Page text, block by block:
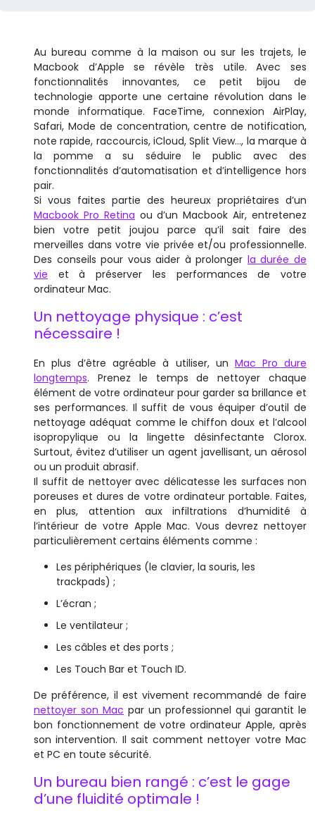
Au bureau comme à la maison ou sur les trajets, le
Macbook d’Apple se révèle très utile. Avec ses
fonctionnalités innovantes, ce petit bijou de
technologie apporte une certaine révolution dans le
monde informatique. FaceTime, connexion AirPlay,
Safari, Mode de concentration, centre de notification,
note rapide, raccourcis, iCloud, Split View…, la marque à
la pomme a su séduire le public avec des
fonctionnalités d’automatisation et d’intelligence hors
pair.
Si vous faites partie des heureux propriétaires d’un
Macbook Pro Retina ou d’un Macbook Air, entretenez
bien votre petit joujou parce qu’il sait faire des
merveilles dans votre vie privée et/ou professionnelle.
Des conseils pour vous aider à prolonger la durée de
vie et à préserver les performances de votre
ordinateur Mac.
Un nettoyage physique : c’est
nécessaire !
En plus d’être agréable à utiliser, un Mac Pro dure
longtemps. Prenez le temps de nettoyer chaque
élément de votre ordinateur pour garder sa brillance et
ses performances. Il suffit de vous équiper d’outil de
nettoyage adéquat comme le chiffon doux et l’alcool
isopropylique ou la lingette désinfectante Clorox.
Surtout, évitez d’utiliser un agent javellisant, un aérosol
ou un produit abrasif.
Il suffit de nettoyer avec délicatesse les surfaces non
poreuses et dures de votre ordinateur portable. Faites,
en plus, attention aux infiltrations d’humidité à
l’intérieur de votre Apple Mac. Vous devrez nettoyer
particulièrement certains éléments comme :
Les périphériques (le clavier, la souris, les
trackpads) ;
L’écran ;
Le ventilateur ;
Les câbles et des ports ;
Les Touch Bar et Touch ID.
De préférence, il est vivement recommandé de faire
nettoyer son Mac par un professionnel qui garantit le
bon fonctionnement de votre ordinateur Apple, après
son intervention. Il sait comment nettoyer votre Mac
et PC en toute sécurité.
Un bureau bien rangé : c’est le gage
d’une fluidité optimale !